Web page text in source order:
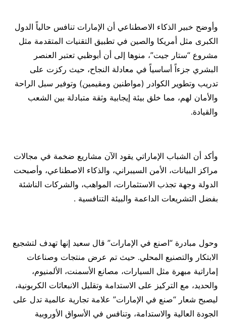
وأوضح خبير الذكاء الاصطناعي أن الإمارات تنافس حالياً الدول
الكبرى مثل أمريكا والصين في تطبيق التقنيات المتقدمة مثل
مشروع “ستار جيت”، منوها إلى أن أبوظبي تعتبر العنصر
البشري جزءاً أساسياً في معادلة النجاح، حيث ركزت على
تدريب وتطوير الكوادر (مواطنين ومقيمين) وتوفير سبل الراحة
والأمان لهم، مما خلق بيئة إيجابية وثقة متبادلة بين الشعب
والقيادة.
وأكد أن الشباب الإماراتي يقود الآن مشاريع ضخمة في مجالات
مراكز البيانات، الأمن السيبراني، والذكاء الاصطناعي، وأصبحت
الدولة وجهة تجذب الاستثمارات، المواهب، والشركات الناشئة
بفضل التشريعات الداعمة والبيئة التنافسية .
وحول مبادرة “اصنع في الإمارات” قال سعيد إنها تهدف لتشجيع
الابتكار والتصنيع المحلي. حيث تم عرض منتجات وصناعات
إماراتية مبهرة مثل السيارات، مصانع الأسمنت، الألمنيوم،
والحديد، مع التركيز على الاستدامة وتقليل الانبعاثات الكربونية،
ليصبح شعار “صنع في الإمارات” علامة تجارية عالمية تدل على
الجودة العالية والاستدامة، وتنافس في الأسواق الأوروبية